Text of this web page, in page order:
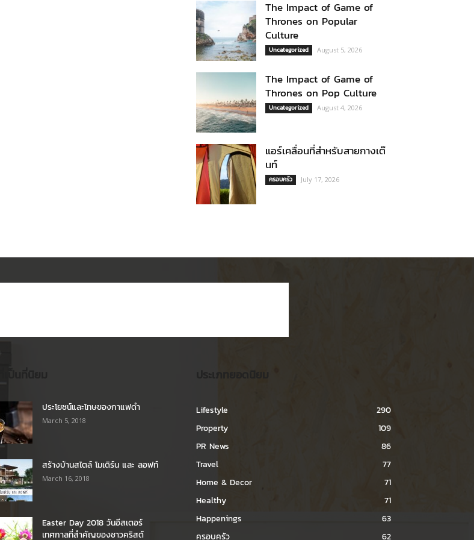
The Impact of Game of
Thrones on Popular
Culture
Uncategorized August 5, 2026
The Impact of Game of
Thrones on Pop Culture
Uncategorized August 4, 2026
แอร์เคลื่อนที่สำหรับสายกางเต๊
นท์
ครอบครัว July 17, 2026
ประโยชน์และโทษของกาแฟดำ
March 5, 2018
สร้างบ้านสไตล์ โมเดิร์น และ ลอฟท์
March 16, 2018
Easter Day 2018 วันอีสเตอร์
เทศกาลที่สำคัญของชาวคริสต์
Lifestyle
290
Property
109
PR News
86
Travel
77
Home & Decor
71
Healthy
71
Happenings
63
ครอบครัว
62